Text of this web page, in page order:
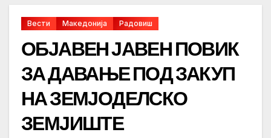
Вести Македонија Радовиш
ОБЈАВЕН ЈАВЕН ПОВИК
ЗА ДАВАЊЕ ПОД ЗАКУП
НА ЗЕМЈОДЕЛСКО
ЗЕМЈИШТЕ